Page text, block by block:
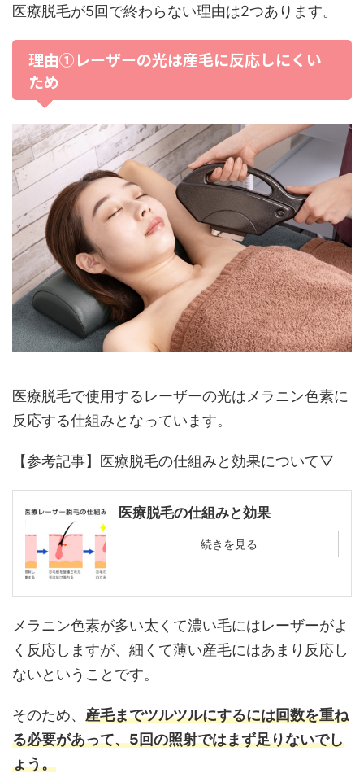
医療脱毛が5回で終わらない理由は2つあります。
理由①レーザーの光は産毛に反応しにくい
ため
医療脱毛で使用するレーザーの光はメラニン色素に
反応する仕組みとなっています。
【参考記事】医療脱毛の仕組みと効果について▽
医療脱毛の仕組みと効果
続きを見る
メラニン色素が多い太くて濃い毛にはレーザーがよ
く反応しますが、細くて薄い産毛にはあまり反応し
ないということです。
そのため、 産毛までツルツルにするには回数を重ね
る必要があって、5回の照射ではまず足りないでし
ょう。